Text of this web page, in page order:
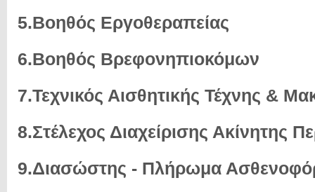
5.Βοηθός Εργοθεραπείας
6.Βοηθός Βρεφονηπιοκόμων
7.Τεχνικός Αισθητικής Τέχνης &
8.Στέλεχος Διαχείρισης Ακίνητης
9.Διασώστης - Πλήρωμα